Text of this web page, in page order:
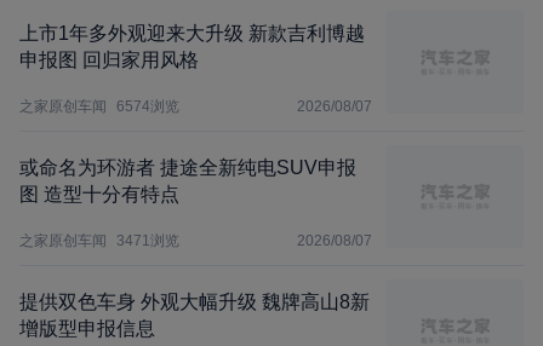
上市1年多外观迎来大升级 新款吉利博越
申报图 回归家用风格
之家原创车闻 6574浏览 2026/08/07
或命名为环游者 捷途全新纯电SUV申报
图 造型十分有特点
之家原创车闻 3471浏览 2026/08/07
提供双色车身 外观大幅升级 魏牌高山8新
增版型申报信息